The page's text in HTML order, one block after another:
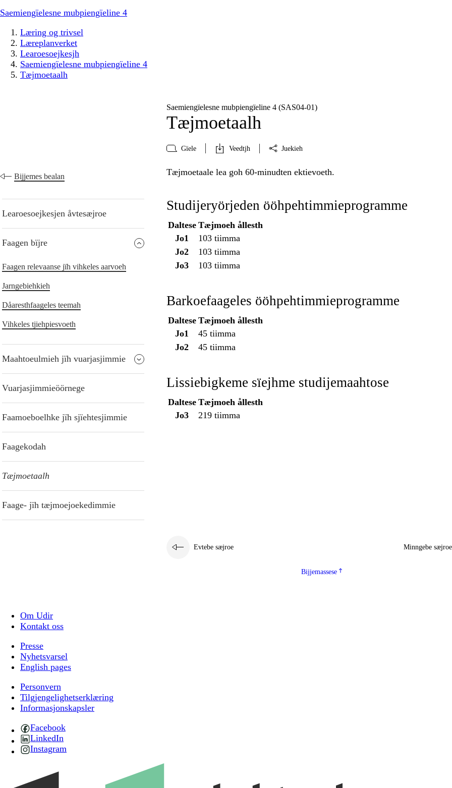
Saemiengïelesne mubpiengïeline 4
Læring og trivsel
Læreplanverket
Learoesoejkesjh
Saemiengïelesne mubpiengïeline 4
Tæjmoetaalh
Saemiengïelesne mubpiengïeline 4 (SAS04‑01)
Tæjmoetaalh
Gïele Veedtjh Juekieh
Bijjemes bealan
Learoesoejkesjen åvtesæjroe
Faagen bïjre
Faagen relevaanse jïh vihkeles aarvoeh
Jarngebiehkieh
Dåaresthfaageles teemah
Vihkeles tjiehpiesvoeth
Maahtoeulmieh jïh vuarjasjimmie
Vuarjasjimmieöörnege
Faamoeboelhke jïh sjïehtesjimmie
Faagekodah
Tæjmoetaalh
Faage- jïh tæjmoejoekedimmie
Tæjmoetaale lea goh 60-minudten ektievoeth.
Studijeryörjeden ööhpehtimmieprogramme
Daltese Tæjmoeh ållesth
Jo1
103 tiimma
Jo2
103 tiimma
Jo3
103 tiimma
Barkoefaageles ööhpehtimmieprogramme
Daltese Tæjmoeh ållesth
Jo1
45 tiimma
Jo2
45 tiimma
Lissiebigkeme sïejhme studijemaahtose
Daltese Tæjmoeh ållesth
Jo3
219 tiimma
Evtebe sæjroe Minngebe sæjroe
Bijjemassese
Om Udir
Kontakt oss
Presse
Nyhetsvarsel
English pages
Personvern
Tilgjengelighetserklæring
Informasjonskapsler
Facebook
LinkedIn
Instagram